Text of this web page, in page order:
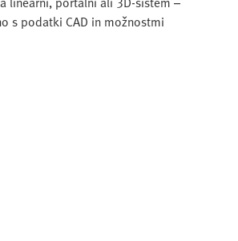
s podatki CAD in možnostmi